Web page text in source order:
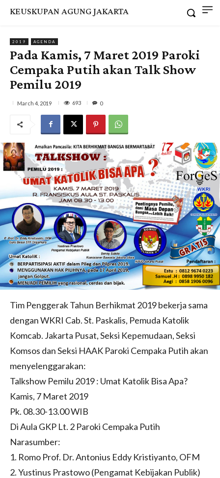
KEUSKUPAN AGUNG JAKARTA
2019 AGENDA
Pada Kamis, 7 Maret 2019 Paroki
Cempaka Putih akan Talk Show
Pemilu 2019
March 4, 2019 693 0
Tim Penggerak Tahun Berhikmat 2019 bekerja sama
dengan WKRI Cab. St. Paskalis, Pemuda Katolik
Komcab. Jakarta Pusat, Seksi Kepemudaan, Seksi
Komsos dan Seksi HAAK Paroki Cempaka Putih akan
menyelenggarakan:
Talkshow Pemilu 2019 : Umat Katolik Bisa Apa?
Kamis, 7 Maret 2019
Pk. 08.30-13.00 WIB
Di Aula GKP Lt. 2 Paroki Cempaka Putih
Narasumber:
1. Romo Prof. Dr. Antonius Eddy Kristiyanto, OFM
2. Yustinus Prastowo (Pengamat Kebijakan Publik)